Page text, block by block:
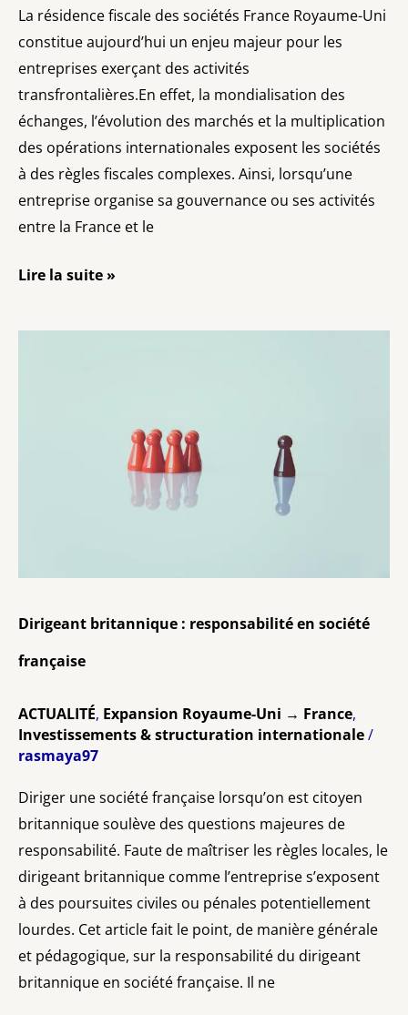
La résidence fiscale des sociétés France Royaume-Uni
constitue aujourd’hui un enjeu majeur pour les
entreprises exerçant des activités
transfrontalières.En effet, la mondialisation des
échanges, l’évolution des marchés et la multiplication
des opérations internationales exposent les sociétés
à des règles fiscales complexes. Ainsi, lorsqu’une
entreprise organise sa gouvernance ou ses activités
entre la France et le
Lire la suite »
Dirigeant britannique : responsabilité en société
française
ACTUALITÉ, Expansion Royaume-Uni → France,
Investissements & structuration internationale/
rasmaya97
Diriger une société française lorsqu’on est citoyen
britannique soulève des questions majeures de
responsabilité. Faute de maîtriser les règles locales, le
dirigeant britannique comme l’entreprise s’exposent
à des poursuites civiles ou pénales potentiellement
lourdes. Cet article fait le point, de manière générale
et pédagogique, sur la responsabilité du dirigeant
britannique en société française. Il ne